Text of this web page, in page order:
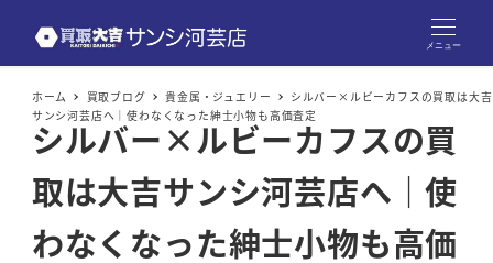
メニュー
ホーム 買取ブログ 貴金属・ジュエリー
シルバー×ルビーカフスの買取は大吉
サンシ河芸店へ｜使わなくなった紳士小物も高価査定
シルバー×ルビーカフスの買
取は大吉サンシ河芸店へ｜使
わなくなった紳士小物も高価